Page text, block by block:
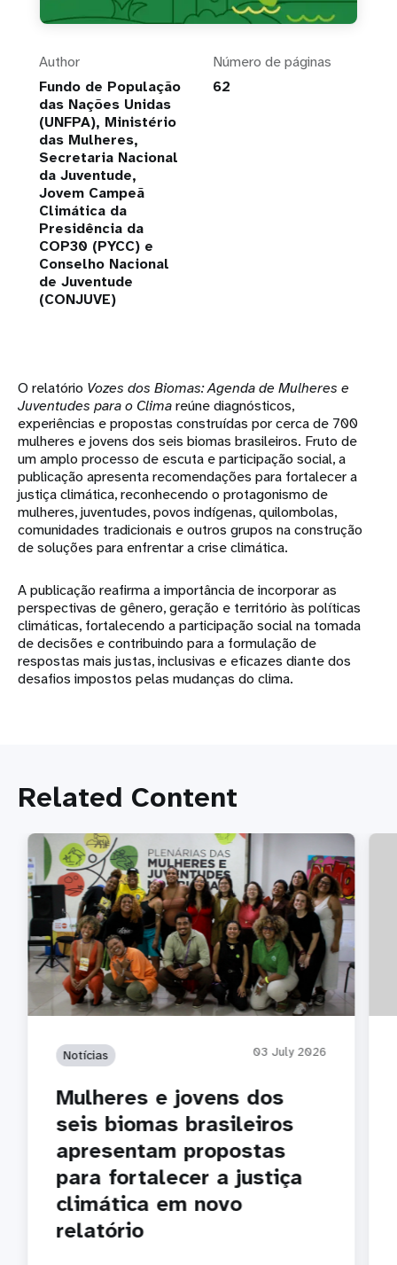
Author
Fundo de População
das Nações Unidas
(UNFPA), Ministério
das Mulheres,
Secretaria Nacional
da Juventude,
Jovem Campeã
Climática da
Presidência da
COP30 (PYCC) e
Conselho Nacional
de Juventude
(CONJUVE)
Número de páginas
62
O relatório Vozes dos Biomas: Agenda de Mulheres e
Juventudes para o Climareúne diagnósticos,
experiências e propostas construídas por cerca de 700
mulheres e jovens dos seis biomas brasileiros. Fruto de
um amplo processo de escuta e participação social, a
publicação apresenta recomendações para fortalecer a
justiça climática, reconhecendo o protagonismo de
mulheres, juventudes, povos indígenas, quilombolas,
comunidades tradicionais e outros grupos na construção
de soluções para enfrentar a crise climática.
A publicação reafirma a importância de incorporar as
perspectivas de gênero, geração e território às políticas
climáticas, fortalecendo a participação social na tomada
de decisões e contribuindo para a formulação de
respostas mais justas, inclusivas e eficazes diante dos
desafios impostos pelas mudanças do clima.
Related Content
Notícias 03 July 2026
Mulheres e jovens dos
seis biomas brasileiros
apresentam propostas
para fortalecer a justiça
climática em novo
relatório